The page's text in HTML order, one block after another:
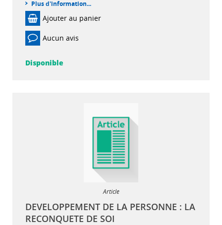
Plus d'information...
Ajouter au panier
Aucun avis
Disponible
Article
DEVELOPPEMENT DE LA PERSONNE : LA
RECONQUETE DE SOI